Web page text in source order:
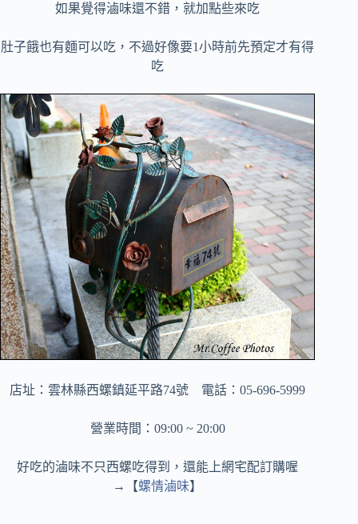
如果覺得滷味還不錯，就加點些來吃
肚子餓也有麵可以吃，不過好像要1小時前先預定才有得
吃
店址：雲林縣西螺鎮延平路74號 電話：05-696-5999
營業時間：09:00 ~ 20:00
好吃的滷味不只西螺吃得到，還能上網宅配訂購喔
→【螺情滷味】